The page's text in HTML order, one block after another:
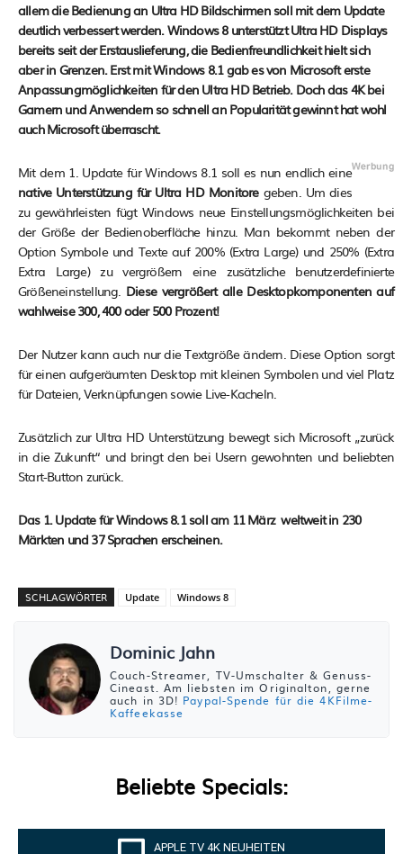
allem die Bedienung an Ultra HD Bildschirmen soll mit dem Update
deutlich verbessert werden. Windows 8 unterstützt Ultra HD Displays
bereits seit der Erstauslieferung, die Bedienfreundlichkeit hielt sich
aber in Grenzen. Erst mit Windows 8.1 gab es von Microsoft erste
Anpassungmöglichkeiten für den Ultra HD Betrieb. Doch das 4K bei
Gamern und Anwendern so schnell an Popularität gewinnt hat wohl
auch Microsoft überrascht.
Mit dem 1. Update für Windows 8.1 soll es nun endlich eine
native Unterstützung für Ultra HD Monitoregeben. Um dies
zu gewährleisten fügt Windows neue Einstellungsmöglichkeiten bei
der Größe der Bedienoberfläche hinzu. Man bekommt neben der
Option Symbole und Texte auf 200% (Extra Large) und 250% (Extra
Extra Large) zu vergrößern eine zusätzliche benutzerdefinierte
Größeneinstellung. Diese vergrößert alle Desktopkomponenten auf
wahlweise 300, 400 oder 500 Prozent!
Der Nutzer kann auch nur die Textgröße ändern. Diese Option sorgt
für einen aufgeräumten Desktop mit kleinen Symbolen und viel Platz
für Dateien, Verknüpfungen sowie Live-Kacheln.
Zusätzlich zur Ultra HD Unterstützung bewegt sich Microsoft „zurück
in die Zukunft“ und bringt den bei Usern gewohnten und beliebten
Start-Button zurück.
Das 1. Update für Windows 8.1 soll am 11 März weltweit in 230
Märkten und 37 Sprachen erscheinen.
SCHLAGWÖRTER Update Windows 8
Dominic Jahn
Couch-Streamer, TV-Umschalter & Genuss-
Cineast. Am liebsten im Originalton, gerne
auch in 3D! Paypal-Spende für die 4KFilme-
Kaffeekasse
Beliebte Specials:
APPLE TV 4K NEUHEITEN